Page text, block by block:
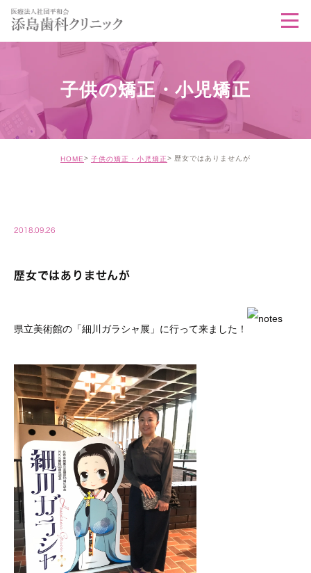
子供の矯正・小児矯正
HOME 子供の矯正・小児矯正 歴女ではありませんが
2018.09.26
歴女ではありませんが
県立美術館の「細川ガラシャ展」に行って来ました！